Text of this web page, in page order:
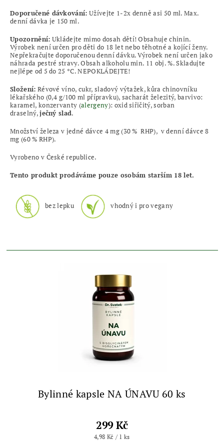
Doporučené dávkování: Užívejte 1-2x denně asi 50 ml. Max.
denní dávka je 150 ml.
Upozornění: Ukládejte mimo dosah dětí! Obsahuje chinin.
Výrobek není určen pro děti do 18 let nebo těhotné a kojící ženy.
Nepřekračujte doporučenou denní dávku. Výrobek není určen jako
náhrada pestré stravy. Obsah alkoholu min. 11 obj. %. Skladujte
nejlépe od 5 do 25 °C. NEPOKLÁDEJTE!
Složení: Révové víno, cukr, sladový výtažek, kůra chinovníku
lékařského (0,4 g/100 ml přípravku), sacharát železitý, barvivo:
karamel, konzervanty (alergeny): oxid siřičitý, sorban
draselný,ječný slad.
Množství železa v jedné dávce 4 mg (30 % RHP), v denní dávce 8
mg (60 % RHP).
Vyrobeno v České republice.
Tento produkt prodáváme pouze osobám starším 18 let.
bez lepku vhodný i pro vegany
Bylinné kapsle NA ÚNAVU 60 ks
299 Kč
4,98 Kč / 1 ks